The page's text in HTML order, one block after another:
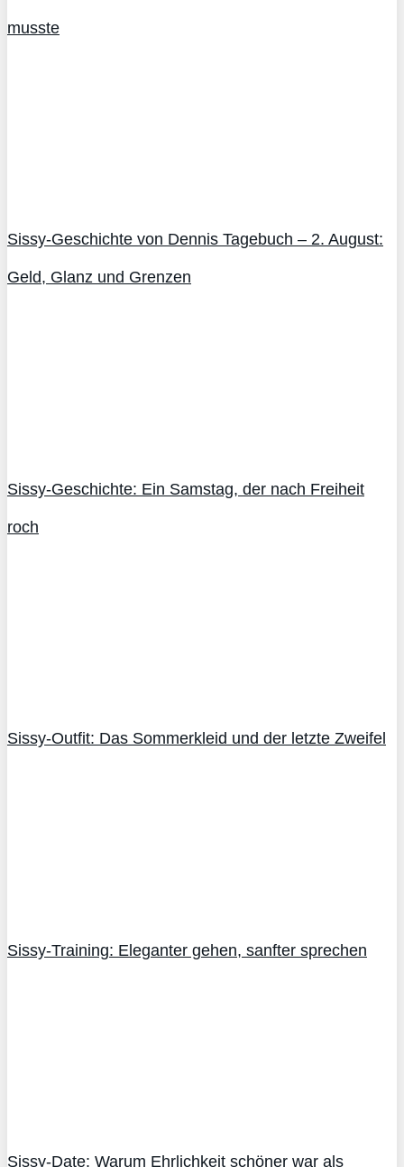
musste
Sissy-Geschichte von Dennis Tagebuch – 2. August:
Geld, Glanz und Grenzen
Sissy-Geschichte: Ein Samstag, der nach Freiheit
roch
Sissy-Outfit: Das Sommerkleid und der letzte Zweifel
Sissy-Training: Eleganter gehen, sanfter sprechen
Sissy-Date: Warum Ehrlichkeit schöner war als